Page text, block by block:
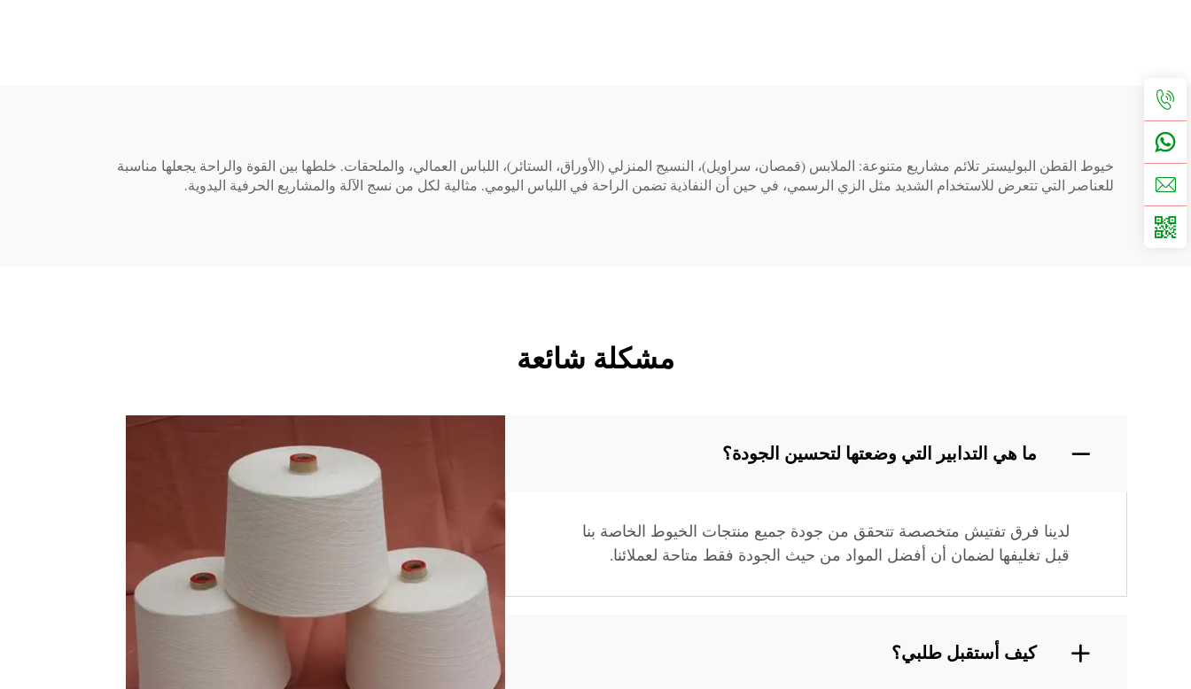
خيوط القطن البوليستر تلائم مشاريع متنوعة: الملابس (قمصان، سراويل)، النسيج المنزلي (الأوراق، الستائر)، اللباس العمالي، والملحقات. خلطها بين القوة والراحة يجعلها مناسبة
للعناصر التي تتعرض للاستخدام الشديد مثل الزي الرسمي، في حين أن النفاذية تضمن الراحة في اللباس اليومي. مثالية لكل من نسج الآلة والمشاريع الحرفية اليدوية.
مشكلة شائعة
ما هي التدابير التي وضعتها لتحسين الجودة؟
لدينا فرق تفتيش متخصصة تتحقق من جودة جميع منتجات الخيوط الخاصة بنا
قبل تغليفها لضمان أن أفضل المواد من حيث الجودة فقط متاحة لعملائنا.
كيف أستقبل طلبي؟